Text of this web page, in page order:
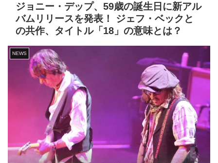
ジョニー・デップ、59歳の誕生日に新アル
バムリリースを発表！ ジェフ・ベックと
の共作、タイトル「18」の意味とは？
NEWS